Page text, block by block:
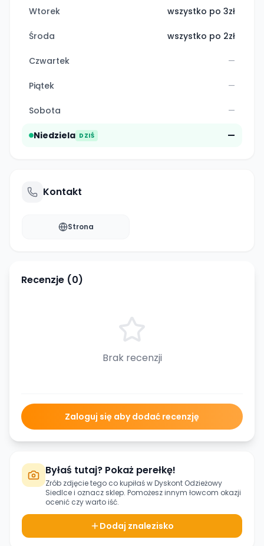
Wtorek wszystko po 3zł
Środa wszystko po 2zł
Czwartek —
Piątek —
Sobota —
Niedziela DZIŚ —
Kontakt
Strona
Recenzje (0)
Brak recenzji
Zaloguj się aby dodać recenzję
Byłaś tutaj? Pokaż perełkę!
Zrób zdjęcie tego co kupiłaś wDyskont Odzieżowy
Siedlcei oznacz sklep. Pomożesz innym łowcom okazji
ocenić czy warto iść.
Dodaj znalezisko